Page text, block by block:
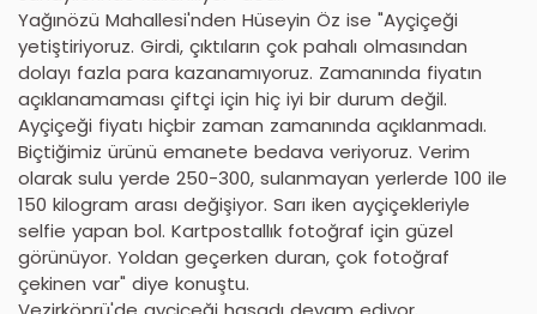
Yağınözü Mahallesi'nden Hüseyin Öz ise "Ayçiçeği
yetiştiriyoruz. Girdi, çıktıların çok pahalı olmasından
dolayı fazla para kazanamıyoruz. Zamanında fiyatın
açıklanamaması çiftçi için hiç iyi bir durum değil.
Ayçiçeği fiyatı hiçbir zaman zamanında açıklanmadı.
Biçtiğimiz ürünü emanete bedava veriyoruz. Verim
olarak sulu yerde 250-300, sulanmayan yerlerde 100 ile
150 kilogram arası değişiyor. Sarı iken ayçiçekleriyle
selfie yapan bol. Kartpostallık fotoğraf için güzel
görünüyor. Yoldan geçerken duran, çok fotoğraf
çekinen var" diye konuştu.